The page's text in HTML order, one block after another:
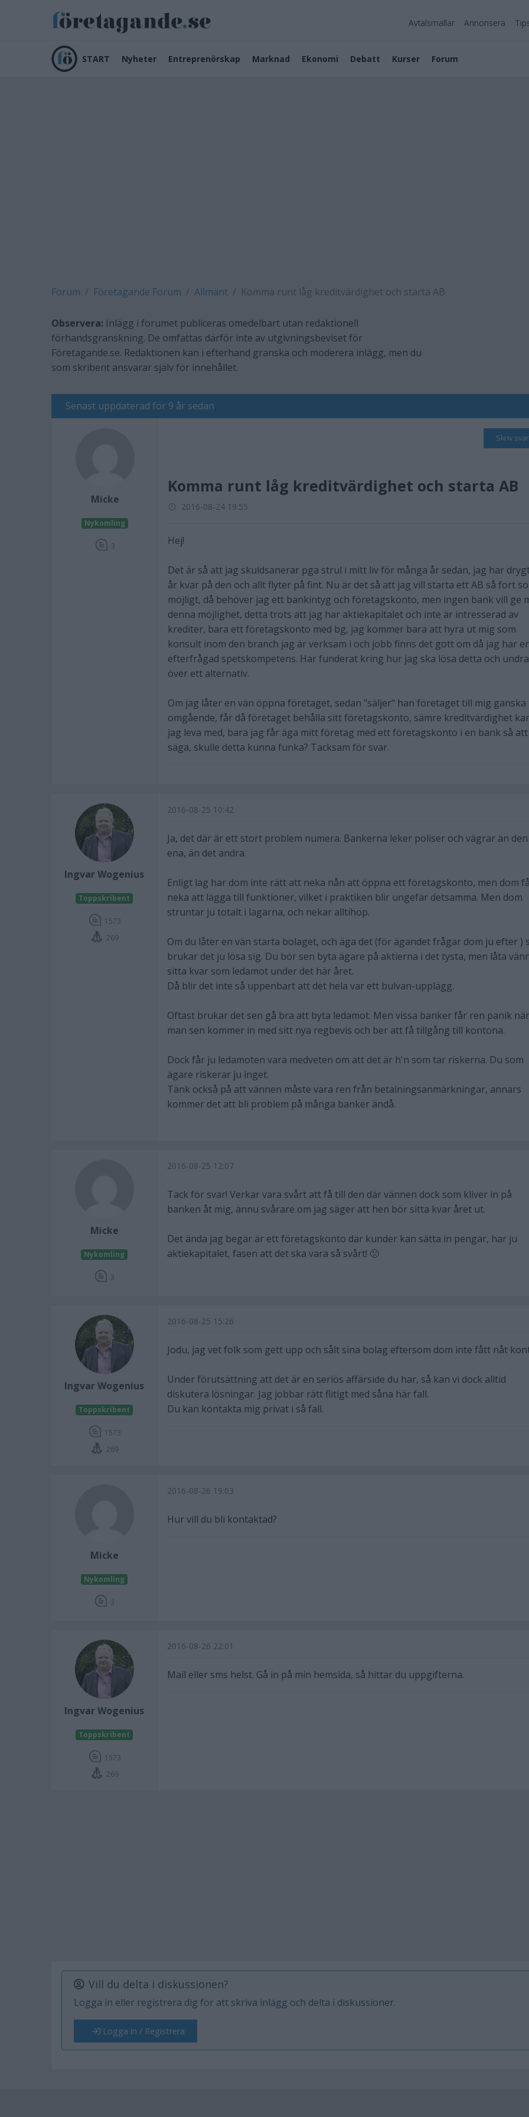
Avtalsmallar Annonsera
START Nyheter Entreprenörskap Marknad Ekonomi Debatt Kurser Forum
Forum Företagande Forum Allmänt Komma runt låg kreditvärdighet och starta AB
Observera: Inlägg i forumet publiceras omedelbart utan redaktionell
förhandsgranskning. De omfattas därför inte av utgivningsbeviset för
Företagande.se. Redaktionen kan i efterhand granska och moderera inlägg, men du
som skribent ansvarar själv för innehållet.
Senast uppdaterad för 9 år sedan
Micke
Nykomling
3
Skriv svar
Komma runt låg kreditvärdighet och starta AB
2016-08-24 19:55
Hej!
Det är så att jag skuldsanerar pga strul i mitt liv för många år sedan, jag har
år kvar på den och allt flyter på fint. Nu är det så att jag vill starta ett AB så fort
möjligt, då behöver jag ett bankintyg och företagskonto, men ingen bank vill ge
denna möjlighet, detta trots att jag har aktiekapitalet och inte är intresserad av
krediter, bara ett företagskonto med bg, jag kommer bara att hyra ut mig som
konsult inom den branch jag är verksam i och jobb finns det gott om då jag har
efterfrågad spetskompetens. Har funderat kring hur jag ska lösa detta och
över ett alternativ.
Om jag låter en vän öppna företaget, sedan "säljer" han företaget till mig ganska
omgående, får då företaget behålla sitt företagskonto, sämre kreditvärdighet
jag leva med, bara jag får äga mitt företag med ett företagskonto i en bank så att
säga, skulle detta kunna funka? Tacksam för svar.
Ingvar Wogenius
Toppskribent
1573
269
2016-08-25 10:42
Ja, det där är ett stort problem numera. Bankerna leker poliser och vägrar än den
ena, än det andra.
Enligt lag har dom inte rätt att neka nån att öppna ett företagskonto, men dom
neka att lägga till funktioner, vilket i praktiken blir ungefär detsamma. Men dom
struntar ju totalt i lagarna, och nekar alltihop.
Om du låter en vän starta bolaget, och äga det (för ägandet frågar dom ju efter )
brukar det ju lösa sig. Du bör sen byta ägare på aktierna i det tysta, men låta
sitta kvar som ledamot under det här året.
Då blir det inte så uppenbart att det hela var ett bulvan-upplägg.
Oftast brukar det sen gå bra att byta ledamot. Men vissa banker får ren panik när
man sen kommer in med sitt nya regbevis och ber att få tillgång till kontona.
Dock får ju ledamoten vara medveten om att det är h'n som tar riskerna. Du som
ägare riskerar ju inget.
Tänk också på att vännen måste vara ren från betalningsanmärkningar, annars
kommer det att bli problem på många banker ändå.
Micke
Nykomling
3
2016-08-25 12:07
Tack för svar! Verkar vara svårt att få till den där vännen dock som kliver in på
banken åt mig, ännu svårare om jag säger att hen bör sitta kvar året ut.
Det ända jag begär är ett företagskonto där kunder kan sätta in pengar, har ju
aktiekapitalet, fasen att det ska vara så svårt! 🙁
Ingvar Wogenius
Toppskribent
1573
269
2016-08-25 15:26
Jodu, jag vet folk som gett upp och sålt sina bolag eftersom dom inte fått nåt
Under förutsättning att det är en seriös affärside du har, så kan vi dock alltid
diskutera lösningar. Jag jobbar rätt flitigt med såna här fall.
Du kan kontakta mig privat i så fall.
Micke
Nykomling
3
2016-08-26 19:03
Hur vill du bli kontaktad?
Ingvar Wogenius
Toppskribent
1573
269
2016-08-26 22:01
Mail eller sms helst. Gå in på min hemsida, så hittar du uppgifterna.
Vill du delta i diskussionen?
Logga in eller registrera dig för att skriva inlägg och delta i diskussioner.
Logga in / Registrera